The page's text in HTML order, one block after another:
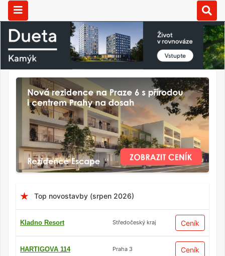
Top novostavby (srpen 2026)
Kladno Resort Středočeský kraj Ceník
HARTIGOVA 114 Praha 3 Ceník